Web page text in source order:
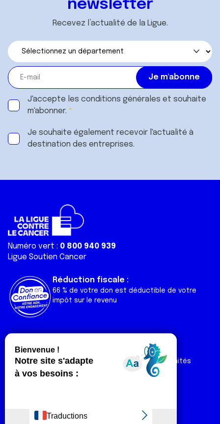
newsletter
Recevez l’actualité de la Ligue.
J'accepte les conditions générales et souhaite
m'abonner.
Je souhaite également recevoir l'actualité à
destination des entreprises.
Numéro vert : 0 800 940 939
Ligue Soutien Cancer
Réduction fiscale :
66 % de votre don est déductible de votre
impôt sur le revenu
Liens utiles
Nos actualités
Nos publications
Contact
Espace Ligue & comités
Espace chercheur